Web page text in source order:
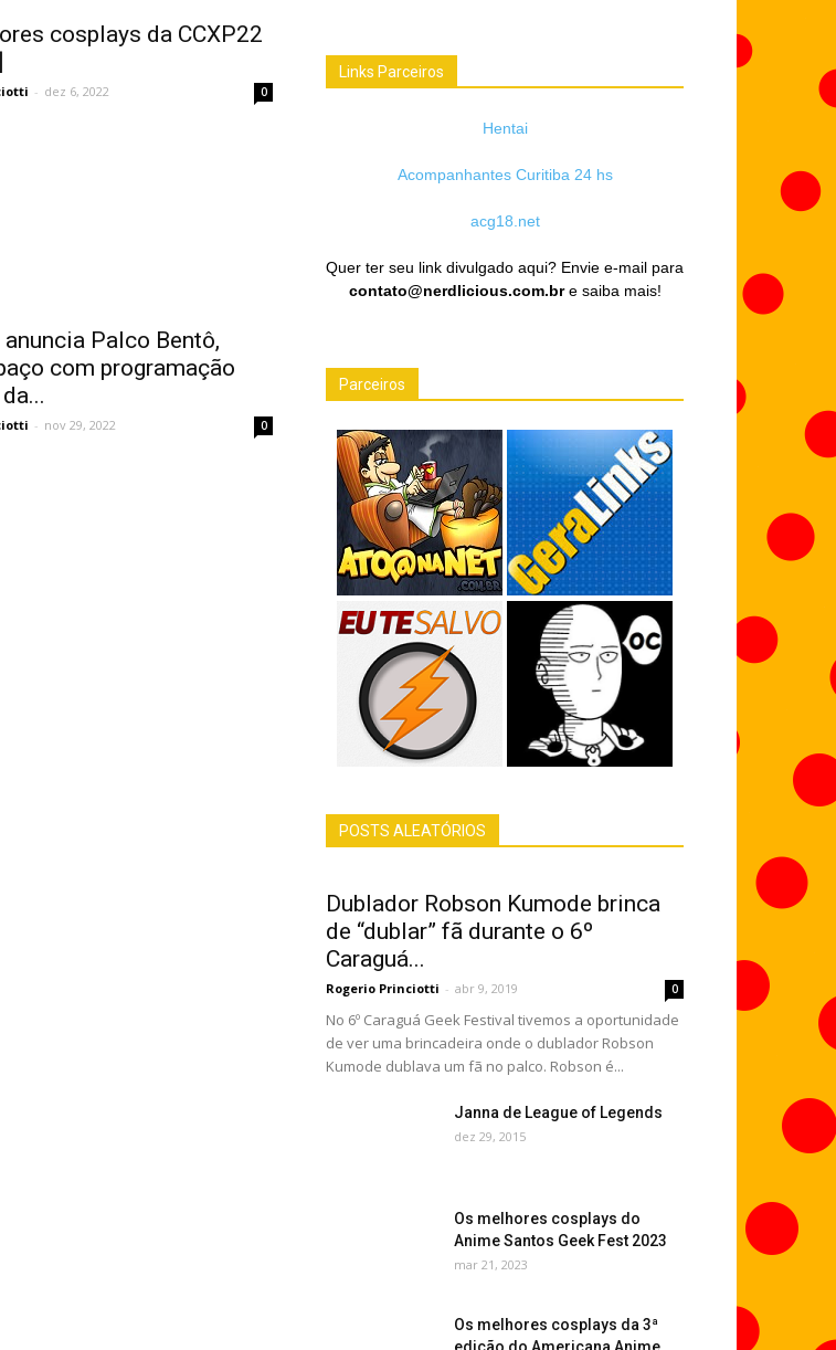
cosplays da CCXP22
- dez 6, 2022 0
anuncia Palco Bentô,
com programação
- nov 29, 2022 0
Links Parceiros
Hentai
Acompanhantes Curitiba 24 hs
acg18.net
Quer ter seu link divulgado aqui? Envie e-mail para
contato@nerdlicious.com.bre saiba mais!
Parceiros
POSTS ALEATÓRIOS
Dublador Robson Kumode brinca
de “dublar” fã durante o 6º
Caraguá...
Rogerio Princiotti - abr 9, 2019 0
No 6º Caraguá Geek Festival tivemos a oportunidade
de ver uma brincadeira onde o dublador Robson
Kumode dublava um fã no palco. Robson é...
Janna de League of Legends
dez 29, 2015
Os melhores cosplays do
Anime Santos Geek Fest 2023
mar 21, 2023
Os melhores cosplays da 3ª